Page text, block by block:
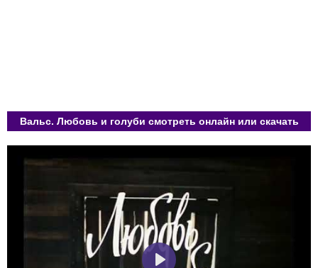
Вальс. Любовь и голуби смотреть онлайн или скачать